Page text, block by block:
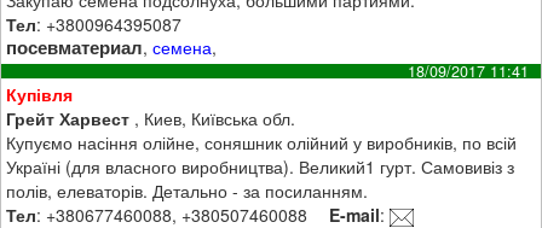
Тел: +3800964395087
посевматериал,семена,
18/09/2017 11:41
Купівля
Грейт Харвест , Киев, Київська обл.
Купуємо насіння олійне, соняшник олійний у виробників, по всій
Україні (для власного виробництва). Великий1 гурт. Самовивіз з
полів, елеваторів. Детально - за посиланням.
Тел: +380677460088, +380507460088 E-mail: